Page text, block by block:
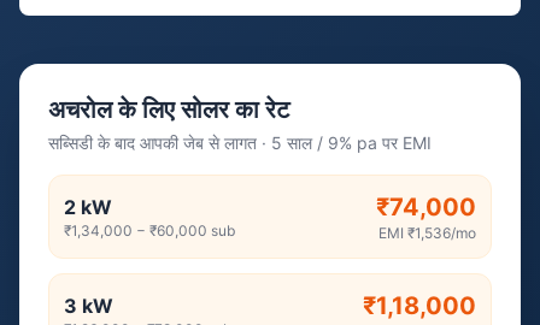
अचरोल के लिए सोलर का रेट
सब्सिडी के बाद आपकी जेब से लागत · 5 साल / 9% pa पर EMI
2 kW
₹1,34,000 − ₹60,000 sub
₹74,000
EMI ₹1,536/mo
3 kW ₹1,18,000